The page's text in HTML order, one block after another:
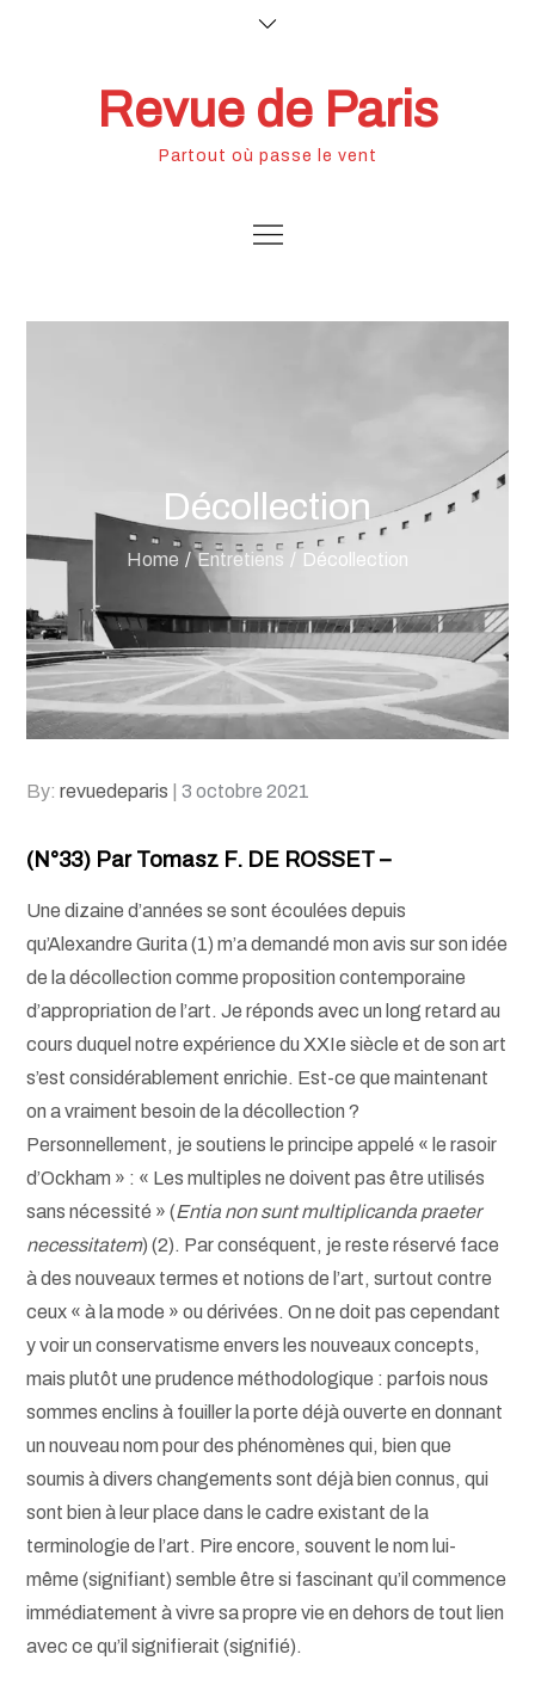
Revue de Paris
Partout où passe le vent
Décollection
Home Entretiens Décollection
By:revuedeparis
Posted
3 octobre 2021
(N°33) Par Tomasz F. DE ROSSET –
Une dizaine d’années se sont écoulées depuis
qu’Alexandre Gurita (1) m’a demandé mon avis sur son idée
de la décollection comme proposition contemporaine
d’appropriation de l’art. Je réponds avec un long retard au
cours duquel notre expérience du XXIe siècle et de son art
s’est considérablement enrichie. Est-ce que maintenant
on a vraiment besoin de la décollection ?
Personnellement, je soutiens le principe appelé « le rasoir
d’Ockham » : « Les multiples ne doivent pas être utilisés
sans nécessité » (Entia non sunt multiplicanda praeter
necessitatem) (2). Par conséquent, je reste réservé face
à des nouveaux termes et notions de l’art, surtout contre
ceux « à la mode » ou dérivées. On ne doit pas cependant
y voir un conservatisme envers les nouveaux concepts,
mais plutôt une prudence méthodologique : parfois nous
sommes enclins à fouiller la porte déjà ouverte en donnant
un nouveau nom pour des phénomènes qui, bien que
soumis à divers changements sont déjà bien connus, qui
sont bien à leur place dans le cadre existant de la
terminologie de l’art. Pire encore, souvent le nom lui-
même (signifiant) semble être si fascinant qu’il commence
immédiatement à vivre sa propre vie en dehors de tout lien
avec ce qu’il signifierait (signifié).